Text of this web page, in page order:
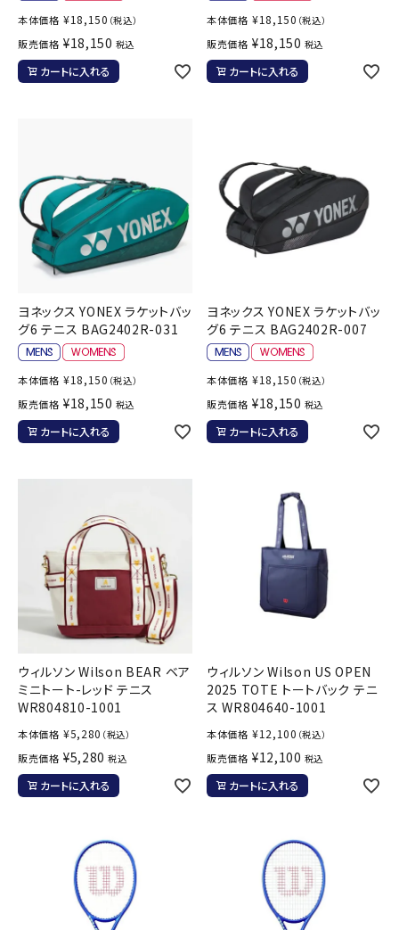
本体価格 ¥18,150 （税込）
販売価格 ¥18,150 税込
カートに入れる
本体価格 ¥18,150 （税込）
販売価格 ¥18,150 税込
カートに入れる
ヨネックス YONEX ラケットバッ
グ6 テニス BAG2402R-031
本体価格 ¥18,150 （税込）
販売価格 ¥18,150 税込
カートに入れる
ヨネックス YONEX ラケットバッ
グ6 テニス BAG2402R-007
本体価格 ¥18,150 （税込）
販売価格 ¥18,150 税込
カートに入れる
ウィルソン Wilson BEAR ベア
ミニトート-レッド テニス
WR804810-1001
本体価格 ¥5,280 （税込）
販売価格 ¥5,280 税込
カートに入れる
ウィルソン Wilson US OPEN
2025 TOTE トートバック テニ
ス WR804640-1001
本体価格 ¥12,100 （税込）
販売価格 ¥12,100 税込
カートに入れる